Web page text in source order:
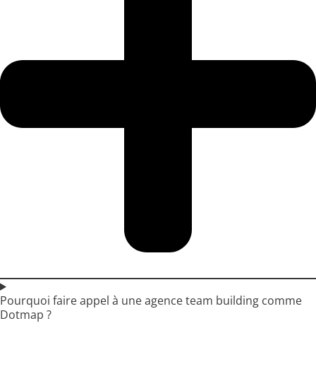
Pourquoi faire appel à une agence team building comme
Dotmap ?